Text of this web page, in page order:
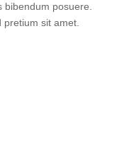
posuere.
sit amet.